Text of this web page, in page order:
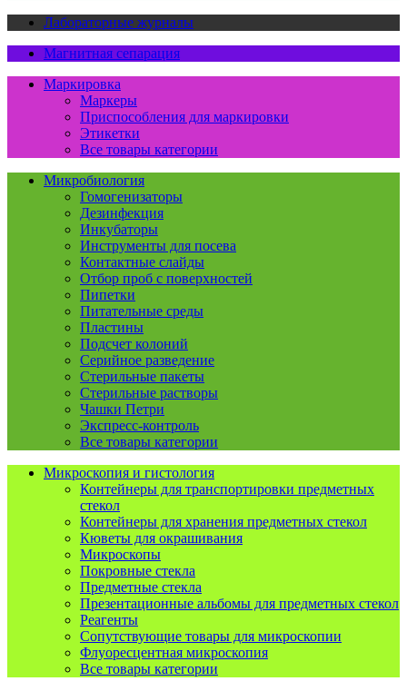
Лабораторные журналы
Магнитная сепарация
Маркировка
Маркеры
Приспособления для маркировки
Этикетки
Все товары категории
Микробиология
Гомогенизаторы
Дезинфекция
Инкубаторы
Инструменты для посева
Контактные слайды
Отбор проб с поверхностей
Пипетки
Питательные среды
Пластины
Подсчет колоний
Серийное разведение
Стерильные пакеты
Стерильные растворы
Чашки Петри
Экспресс-контроль
Все товары категории
Микроскопия и гистология
Контейнеры для транспортировки предметных
стекол
Контейнеры для хранения предметных стекол
Кюветы для окрашивания
Микроскопы
Покровные стекла
Предметные стекла
Презентационные альбомы для предметных стекол
Реагенты
Сопутствующие товары для микроскопии
Флуоресцентная микроскопия
Все товары категории